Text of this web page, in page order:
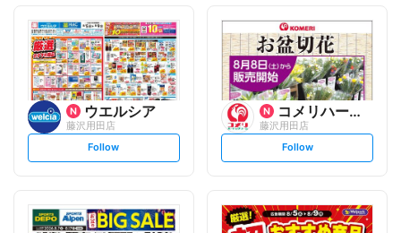
ウエルシア
藤沢用田店
s
t
o
w
Follow
コメリハード&グリーン
藤沢用田店
s
t
l
o
w
Follow